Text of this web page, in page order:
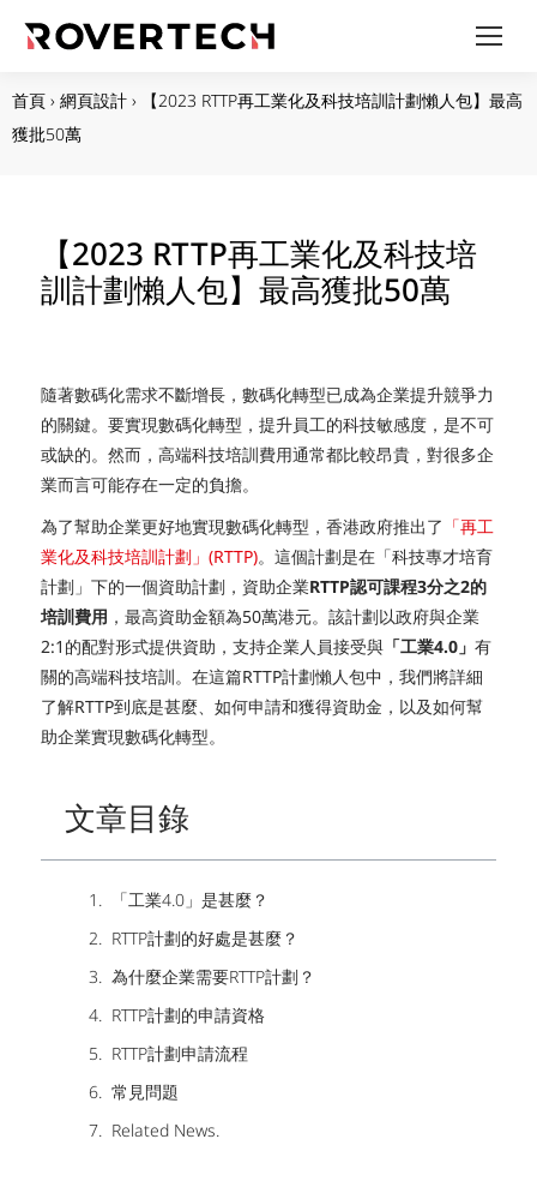
首頁 › 網頁設計 ›
【2023 RTTP再工業化及科技培訓計劃懶人包】最高
獲批50萬
【2023 RTTP再工業化及科技培
訓計劃懶人包】最高獲批50萬
隨著數碼化需求不斷增長，數碼化轉型已成為企業提升競爭力
的關鍵。要實現數碼化轉型，提升員工的科技敏感度，是不可
或缺的。然而，高端科技培訓費用通常都比較昂貴，對很多企
業而言可能存在一定的負擔。
為了幫助企業更好地實現數碼化轉型，香港政府推出了 「再工
業化及科技培訓計劃」(RTTP)。這個計劃是在「科技專才培育
計劃」下的一個資助計劃，資助企業RTTP認可課程3分之2的
培訓費用 ，最高資助金額為50萬港元。該計劃以政府與企業
2:1的配對形式提供資助，支持企業人員接受與 「工業4.0」有
關的高端科技培訓。在這篇RTTP計劃懶人包中，我們將詳細
了解RTTP到底是甚麼、如何申請和獲得資助金，以及如何幫
助企業實現數碼化轉型。
文章目錄
「工業4.0」是甚麼？
RTTP計劃的好處是甚麼？
為什麼企業需要RTTP計劃？
RTTP計劃的申請資格
RTTP計劃申請流程
常見問題
Related News.